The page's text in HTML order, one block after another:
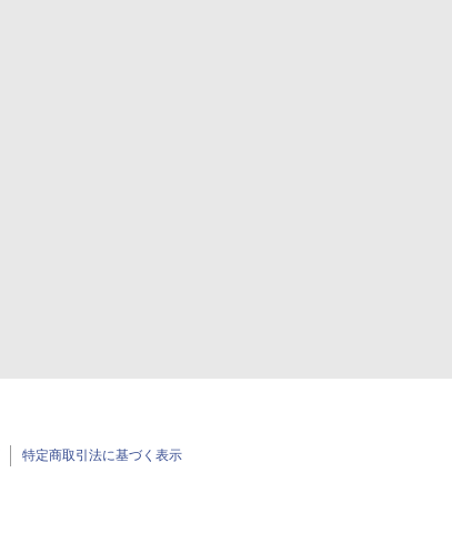
特定商取引法に基づく表示